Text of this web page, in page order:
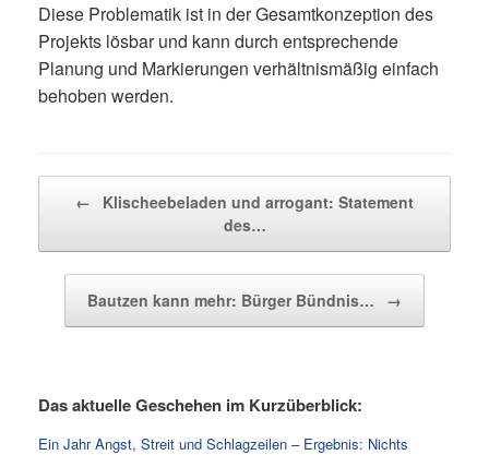
Diese Problematik ist in der Gesamtkonzeption des
Projekts lösbar und kann durch entsprechende
Planung und Markierungen verhältnismäßig einfach
behoben werden.
←
Klischeebeladen und arrogant: Statement
des…
Bautzen kann mehr: Bürger Bündnis… →
Das aktuelle Geschehen im Kurzüberblick:
Ein Jahr Angst, Streit und Schlagzeilen – Ergebnis: Nichts